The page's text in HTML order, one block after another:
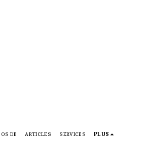
DE ARTICLES SERVICES PLUS